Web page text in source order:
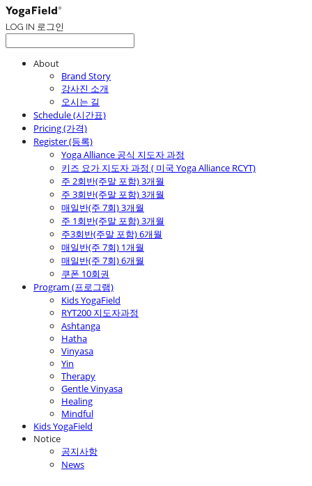
LOG IN 로그인
About
Brand Story
강사진 소개
오시는 길
Schedule (시간표)
Pricing (가격)
Register (등록)
Yoga Alliance 공식 지도자 과정
키즈 요가 지도자 과정 ( 미국 Yoga Alliance RCYT)
주 2회반(주말 포함) 3개월
주 3회반(주말 포함) 3개월
매일반(주 7회) 3개월
주 1회반(주말 포함) 3개월
주3회반(주말 포함) 6개월
매일반(주 7회) 1개월
매일반(주 7회) 6개월
쿠폰 10회권
Program (프로그램)
Kids YogaField
RYT200 지도자과정
Ashtanga
Hatha
Vinyasa
Yin
Therapy
Gentle Vinyasa
Healing
Mindful
Kids YogaField
Notice
공지사항
News